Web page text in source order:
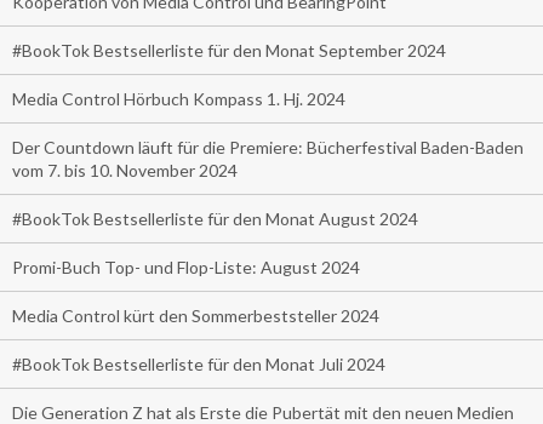
#BookTok Bestsellerliste für den Monat September 2024
Media Control Hörbuch Kompass 1. Hj. 2024
Der Countdown läuft für die Premiere: Bücherfestival Baden-Baden
vom 7. bis 10. November 2024
#BookTok Bestsellerliste für den Monat August 2024
Promi-Buch Top- und Flop-Liste: August 2024
Media Control kürt den Sommerbeststeller 2024
#BookTok Bestsellerliste für den Monat Juli 2024
Die Generation Z hat als Erste die Pubertät mit den neuen Medien